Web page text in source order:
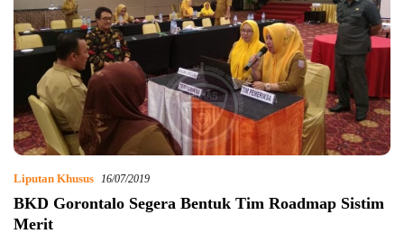
Liputan Khusus 16/07/2019
BKD Gorontalo Segera Bentuk Tim Roadmap Sistim
Merit